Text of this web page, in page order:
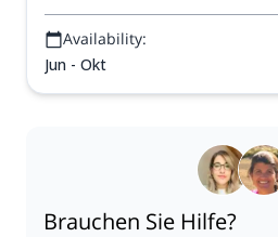
Availability:
Jun - Okt
Brauchen Sie Hilfe?